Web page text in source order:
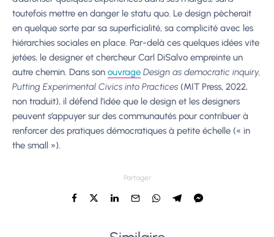
toutefois mettre en danger le statu quo. Le design pècherait
en quelque sorte par sa superficialité, sa complicité avec les
hiérarchies sociales en place. Par-delà ces quelques idées vite
jetées, le designer et chercheur Carl DiSalvo empreinte un
autre chemin. Dans son ouvrage Design as democratic inquiry,
Putting Experimental Civics into Practices (MIT Press, 2022,
non traduit), il défend l’idée que le design et les designers
peuvent s’appuyer sur des communautés pour contribuer à
renforcer des pratiques démocratiques à petite échelle (« in
the small »).
Partager